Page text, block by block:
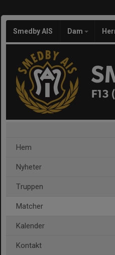
Smedby AIS Dam
F13
Hem
Nyheter
Truppen
Matcher
Kalender
Kontakt